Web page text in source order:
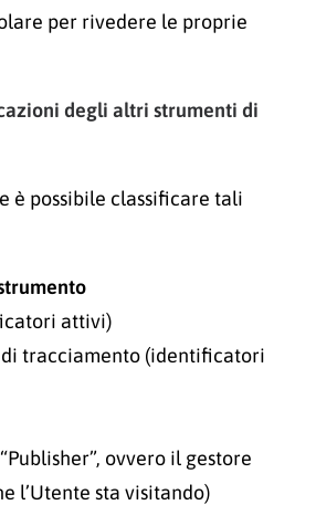
per rivedere le proprie
degli altri strumenti di
è possibile classificare tali
attivi)
tracciamento (identificatori
ovvero il gestore
l’Utente sta visitando)